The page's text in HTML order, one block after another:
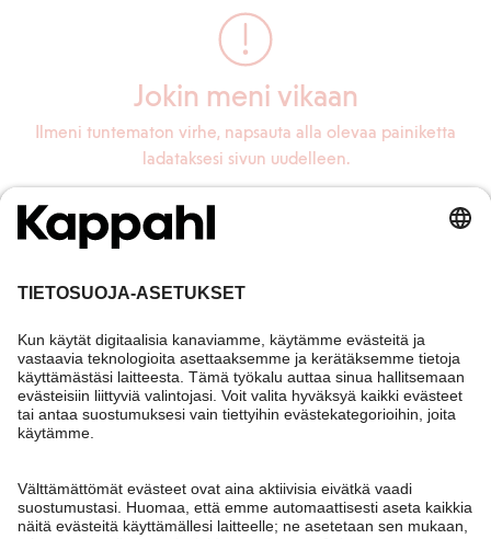
Jokin meni vikaan
Ilmeni tuntematon virhe, napsauta alla olevaa painiketta
ladataksesi sivun uudelleen.
Lataa sivu uudelleen